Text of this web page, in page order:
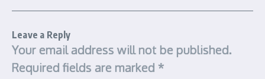
Leave a Reply
Your email address will not be published.
Required fields are marked *